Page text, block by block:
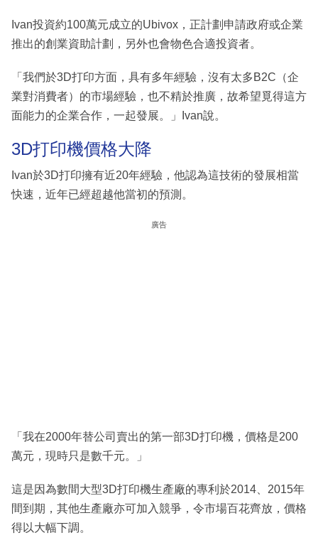
Ivan投資約100萬元成立的Ubivox，正計劃申請政府或企業
推出的創業資助計劃，另外也會物色合適投資者。
「我們於3D打印方面，具有多年經驗，沒有太多B2C（企
業對消費者）的市場經驗，也不精於推廣，故希望覓得這方
面能力的企業合作，一起發展。」Ivan說。
3D打印機價格大降
Ivan於3D打印擁有近20年經驗，他認為這技術的發展相當
快速，近年已經超越他當初的預測。
廣告
「我在2000年替公司賣出的第一部3D打印機，價格是200
萬元，現時只是數千元。」
這是因為數間大型3D打印機生產廠的專利於2014、2015年
間到期，其他生產廠亦可加入競爭，令市場百花齊放，價格
得以大幅下調。